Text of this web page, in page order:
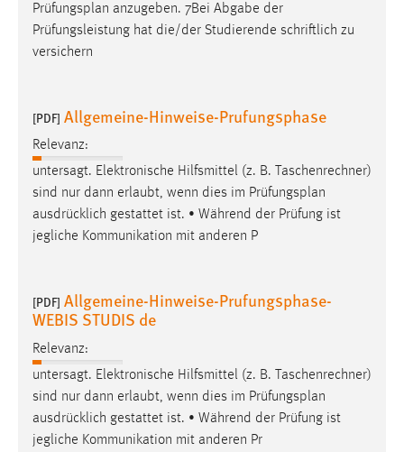
Prüfungsplan anzugeben. 7Bei Abgabe der
Prüfungsleistung hat die/der Studierende schriftlich zu
versichern
[PDF] Allgemeine-Hinweise-Prufungsphase
Relevanz:
untersagt. Elektronische Hilfsmittel (z. B. Taschenrechner)
sind nur dann erlaubt, wenn dies im Prüfungsplan
ausdrücklich gestattet ist. • Während der Prüfung ist
jegliche Kommunikation mit anderen P
[PDF] Allgemeine-Hinweise-Prufungsphase-
WEBIS STUDIS de
Relevanz:
untersagt. Elektronische Hilfsmittel (z. B. Taschenrechner)
sind nur dann erlaubt, wenn dies im Prüfungsplan
ausdrücklich gestattet ist. • Während der Prüfung ist
jegliche Kommunikation mit anderen Pr
Zweck:
Zugriffsstatistik
MARKETING
Marketing Cookies werden von Drittanbietern
verwendet, um personalisierte Werbung anzuzeigen.
Sie tun dies, indem sie Besucher über Websites
Google Ads
Name:
Anbieter:
Google Ireland Limited